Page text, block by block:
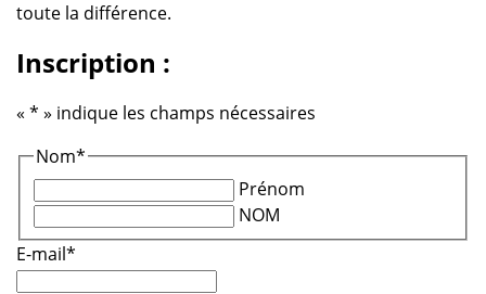
toute la différence.
Inscription :
« * » indique les champs nécessaires
Nom*
Prénom
NOM
E-mail*